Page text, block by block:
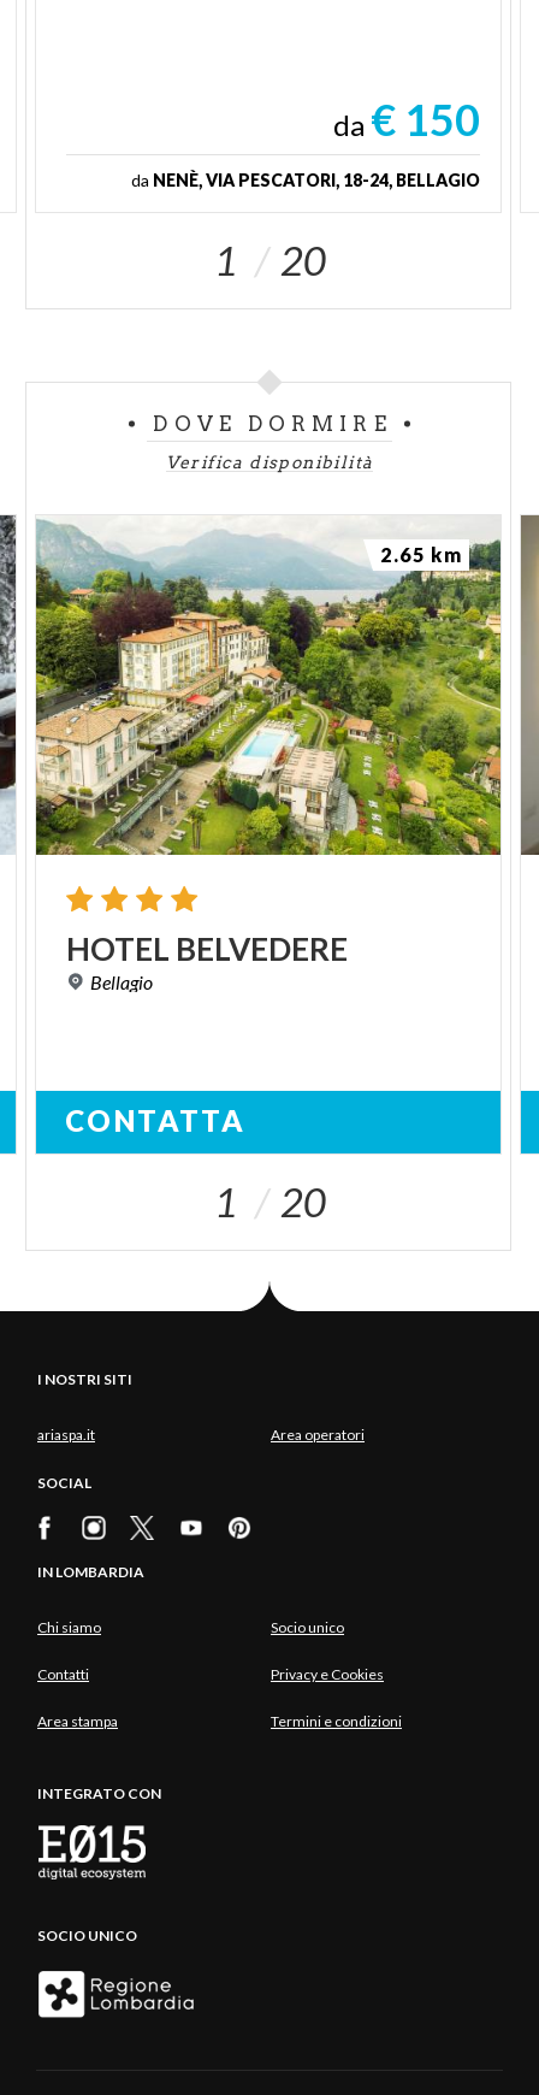
da € 150
da NENÈ, VIA PESCATORI, 18-24, BELLAGIO
1 20
DOVE DORMIRE
Verifica disponibilità
HOTEL BELVEDERE
Bellagio
CONTATTA
2.65 km
1 20
I NOSTRI SITI
ariaspa.it Area operatori
SOCIAL
IN LOMBARDIA
Chi siamo Socio unico
Contatti Privacy e Cookies
Area stampa Termini e condizioni
INTEGRATO CON
SOCIO UNICO